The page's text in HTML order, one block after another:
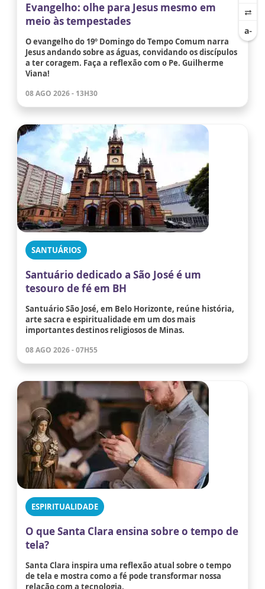
Evangelho: olhe para Jesus mesmo em
meio às tempestades
O evangelho do 19º Domingo do Tempo Comum narra
Jesus andando sobre as águas, convidando os discípulos
a ter coragem. Faça a reflexão com o Pe. Guilherme
Viana!
08 AGO 2026 - 13H30
SANTUÁRIOS
Santuário dedicado a São José é um
tesouro de fé em BH
Santuário São José, em Belo Horizonte, reúne história,
arte sacra e espiritualidade em um dos mais
importantes destinos religiosos de Minas.
08 AGO 2026 - 07H55
ESPIRITUALIDADE
O que Santa Clara ensina sobre o tempo de
tela?
Santa Clara inspira uma reflexão atual sobre o tempo
de tela e mostra como a fé pode transformar nossa
relação com a tecnologia.